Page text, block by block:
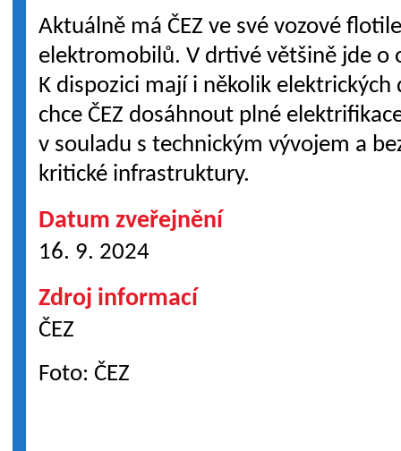
Aktuálně má ČEZ ve své vozové
elektromobilů. V drtivé většině jde o
K dispozici mají i několik
chce ČEZ dosáhnout plné
v souladu s technickým vývojem a
kritické infrastruktury.
Datum zveřejnění
16. 9. 2024
Zdroj informací
ČEZ
Foto: ČEZ